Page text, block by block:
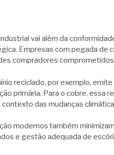
vai além da
Empresas com pegada de
compradores
reciclado, por exemplo,
primária. Para o cobre, essa
das mudanças
modernos também
e gestão adequada de